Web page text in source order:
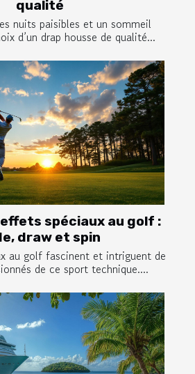
qualité
nuits paisibles et un sommeil
d’un drap housse de qualité...
spéciaux au golf :
draw et spin
au golf fascinent et intriguent de
de ce sport technique....